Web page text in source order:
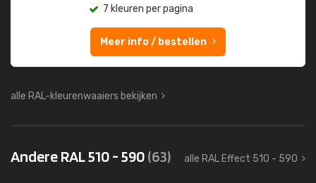
7 kleuren per pagina
Meer info / bestellen
alle RAL-kleurenwaaiers bekijken
Andere RAL 510 - 590(63) alle RAL Effect 510 - 590